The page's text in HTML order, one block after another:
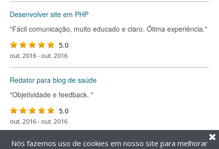
Desenvolver site em PHP
"Fácil comunicação, muito educado e claro. Ótima experiência."
5.0
out. 2016 - out. 2016
Redator para blog de saúde
"Objetividade e feedback. "
5.0
out. 2016 - out. 2016
Nós fazemos uso de cookies em nosso site para melhorar